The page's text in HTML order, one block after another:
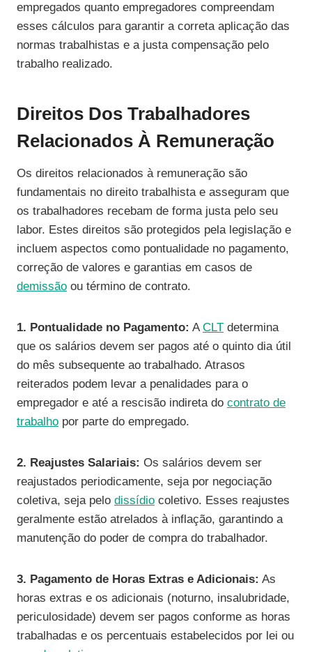
empregados quanto empregadores compreendam
esses cálculos para garantir a correta aplicação das
normas trabalhistas e a justa compensação pelo
trabalho realizado.
Direitos Dos Trabalhadores
Relacionados À Remuneração
Os direitos relacionados à remuneração são
fundamentais no direito trabalhista e asseguram que
os trabalhadores recebam de forma justa pelo seu
labor. Estes direitos são protegidos pela legislação e
incluem aspectos como pontualidade no pagamento,
correção de valores e garantias em casos de
demissão ou término de contrato.
1. Pontualidade no Pagamento: ACLT determina
que os salários devem ser pagos até o quinto dia útil
do mês subsequente ao trabalhado. Atrasos
reiterados podem levar a penalidades para o
empregador e até a rescisão indireta do contrato de
trabalho por parte do empregado.
2. Reajustes Salariais: Os salários devem ser
reajustados periodicamente, seja por negociação
coletiva, seja pelo dissídio coletivo. Esses reajustes
geralmente estão atrelados à inflação, garantindo a
manutenção do poder de compra do trabalhador.
3. Pagamento de Horas Extras e Adicionais: As
horas extras e os adicionais (noturno, insalubridade,
periculosidade) devem ser pagos conforme as horas
trabalhadas e os percentuais estabelecidos por lei ou